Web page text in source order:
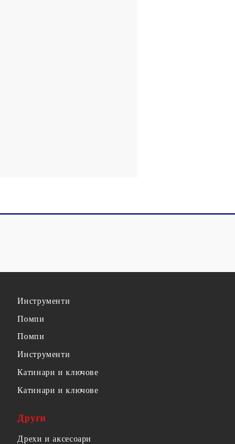
Инструменти
Помпи
Помпи
Инструменти
Катинари и ключове
Катинари и ключове
Други
Дрехи и аксесоари